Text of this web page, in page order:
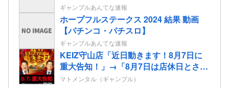
ギャンブルあんてな速報
ホープフルステークス 2024 結果 動画
【パチンコ・パチスロ】
ギャンブルあんてな速報
KEIZ守山店「近日動きます！8月7日に
重大告知！」→「8月7日は店休日とさせ
て頂きます」
マトメンタル（ギャンブル）